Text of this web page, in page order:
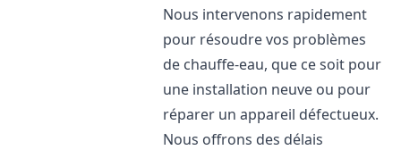
Nous intervenons rapidement
pour résoudre vos problèmes
de chauffe-eau, que ce soit pour
une installation neuve ou pour
réparer un appareil défectueux.
Nous offrons des délais